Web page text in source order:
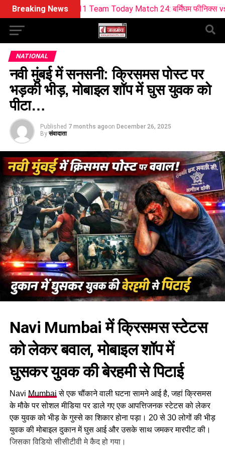
Breaking News
Team Today Match 24: बर्मिंघम फीनिक्स vs सनराइजर्स
NATIONAL
नवी मुंबई में सनसनी: क्रिसमस पोस्ट पर
भड़की भीड़, मोबाइल शॉप में घुस युवक को
पीटा…
Published 7 months agoon December 26, 2025
By संवादाता
Navi Mumbai में क्रिसमस स्टेटस
को लेकर बवाल, मोबाइल शॉप में
घुसकर युवक की बेरहमी से पिटाई
Navi Mumbai से एक चौंकाने वाली घटना सामने आई है, जहां क्रिसमस
के मौके पर सोशल मीडिया पर डाले गए एक आपत्तिजनक स्टेटस को लेकर
एक युवक को भीड़ के गुस्से का शिकार होना पड़ा। 20 से 30 लोगों की भीड़
युवक की मोबाइल दुकान में घुस आई और उसके साथ जमकर मारपीट की।
जिसका विडियो सीसीटीवी मे कैद हो गया।